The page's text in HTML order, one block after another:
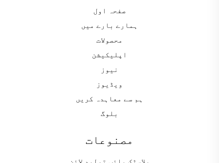
صفحہ اول
ہمارے بارے میں
محصولات
اپلیکیشن
نیوز
ویڈیوز
ہم سے معاہدہ کریں
بلوگ
مصنوعات